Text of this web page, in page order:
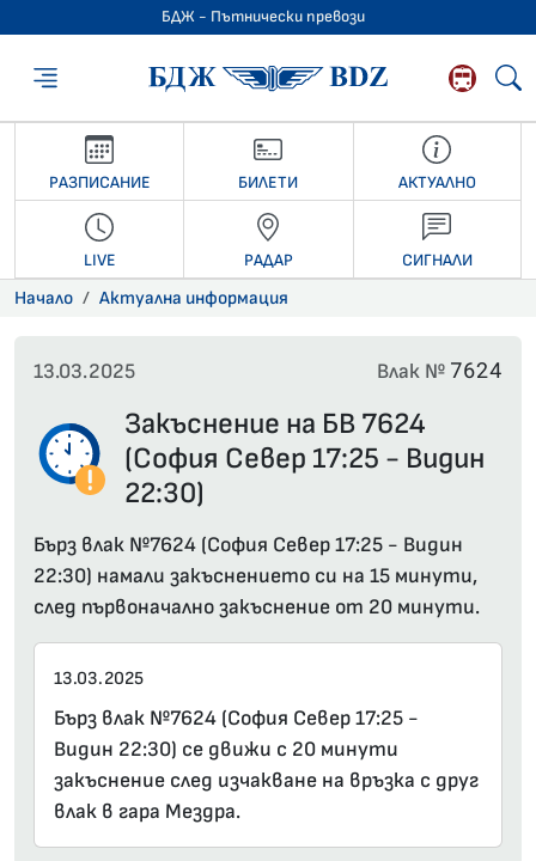
БДЖ - Пътнически превози
БДЖ -
РАЗПИСАНИЕ БИЛЕТИ АКТУАЛНО
LIVE РАДАР СИГНАЛИ
Начало Актуална информация
13.03.2025 Влак № 7624
Закъснение на БВ 7624
(София Север 17:25 - Видин
22:30)
Бърз влак №7624 (София Север 17:25 - Видин
22:30) намали закъснението си на 15 минути,
след първоначално закъснение от 20 минути.
13.03.2025
Бърз влак №7624 (София Север 17:25 -
Видин 22:30) се движи с 20 минути
закъснение след изчакване на връзка с друг
влак в гара Мездра.